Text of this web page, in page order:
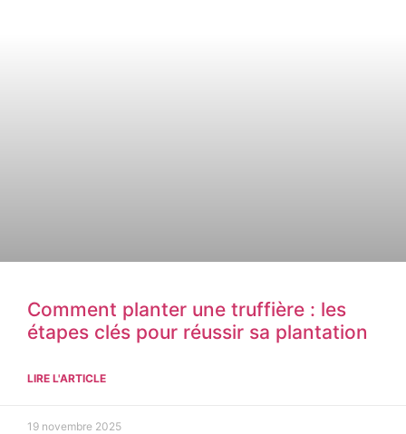
Comment planter une truffière : les
étapes clés pour réussir sa plantation
LIRE L'ARTICLE
19 novembre 2025